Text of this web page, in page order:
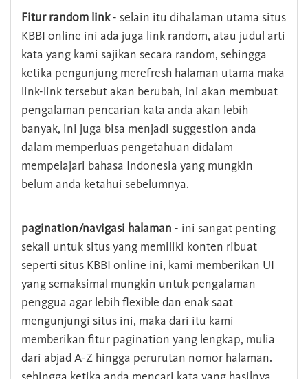
Fitur random link- selain itu dihalaman utama situs
KBBI online ini ada juga link random, atau judul arti
kata yang kami sajikan secara random, sehingga
ketika pengunjung merefresh halaman utama maka
link-link tersebut akan berubah, ini akan membuat
pengalaman pencarian kata anda akan lebih
banyak, ini juga bisa menjadi suggestion anda
dalam memperluas pengetahuan didalam
mempelajari bahasa Indonesia yang mungkin
belum anda ketahui sebelumnya.
pagination/navigasi halaman - ini sangat penting
sekali untuk situs yang memiliki konten ribuat
seperti situs KBBI online ini, kami memberikan UI
yang semaksimal mungkin untuk pengalaman
penggua agar lebih flexible dan enak saat
mengunjungi situs ini, maka dari itu kami
memberikan fitur pagination yang lengkap, mulia
dari abjad A-Z hingga perurutan nomor halaman.